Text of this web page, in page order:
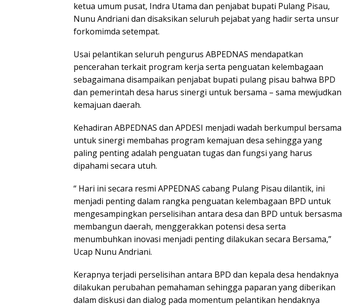
ketua umum pusat, Indra Utama dan penjabat bupati Pulang Pisau,
Nunu Andriani dan disaksikan seluruh pejabat yang hadir serta unsur
forkomimda setempat.
Usai pelantikan seluruh pengurus ABPEDNAS mendapatkan
pencerahan terkait program kerja serta penguatan kelembagaan
sebagaimana disampaikan penjabat bupati pulang pisau bahwa BPD
dan pemerintah desa harus sinergi untuk bersama – sama mewjudkan
kemajuan daerah.
Kehadiran ABPEDNAS dan APDESI menjadi wadah berkumpul bersama
untuk sinergi membahas program kemajuan desa sehingga yang
paling penting adalah penguatan tugas dan fungsi yang harus
dipahami secara utuh.
“ Hari ini secara resmi APPEDNAS cabang Pulang Pisau dilantik, ini
menjadi penting dalam rangka penguatan kelembagaan BPD untuk
mengesampingkan perselisihan antara desa dan BPD untuk bersasma
membangun daerah, menggerakkan potensi desa serta
menumbuhkan inovasi menjadi penting dilakukan secara Bersama,”
Ucap Nunu Andriani.
Kerapnya terjadi perselisihan antara BPD dan kepala desa hendaknya
dilakukan perubahan pemahaman sehingga paparan yang diberikan
dalam diskusi dan dialog pada momentum pelantikan hendaknya